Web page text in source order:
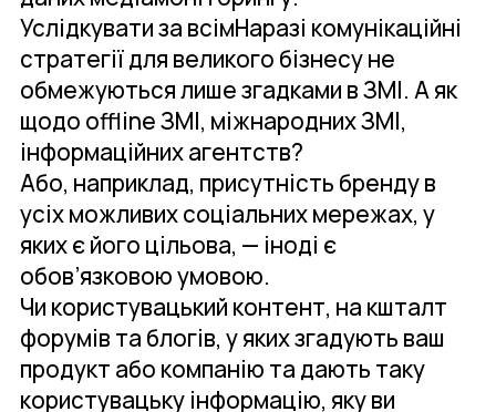
Услідкувати за всімНаразі комунікаційні
стратегії для великого бізнесу не
обмежуються лише згадками в ЗМІ. А як
щодо offline ЗМІ, міжнародних ЗМІ,
інформаційних агентств?
Або, наприклад, присутність бренду в
усіх можливих соціальних мережах, у
яких є його цільова, — іноді є
обов’язковою умовою.
Чи користувацький контент, на кшталт
форумів та блогів, у яких згадують ваш
продукт або компанію та дають таку
користувацьку інформацію, яку ви